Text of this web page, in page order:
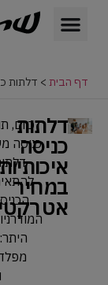
דף הבית > דלתות
דלתות
כניסה
במחיר
כיום,
כניסה